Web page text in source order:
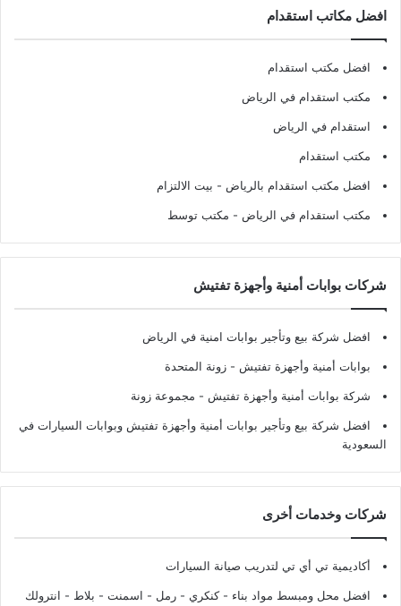
افضل مكاتب استقدام
افضل مكتب استقدام
مكتب استقدام في الرياض
استقدام في الرياض
مكتب استقدام
افضل مكتب استقدام بالرياض - بيت الالتزام
مكتب استقدام في الرياض - مكتب توسط
شركات بوابات أمنية وأجهزة تفتيش
افضل شركة بيع وتأجير بوابات امنية في الرياض
بوابات أمنية وأجهزة تفتيش - زونة المتحدة
شركة بوابات أمنية وأجهزة تفتيش - مجموعة زونة
افضل شركة بيع وتأجير بوابات أمنية وأجهزة تفتيش وبوابات السيارات في
السعودية
شركات وخدمات أخرى
أكاديمية تي أي تي لتدريب صيانة السيارات
افضل محل ومبسط مواد بناء - كنكري - رمل - اسمنت - بلاط - انترولك